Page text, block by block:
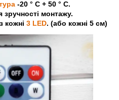
-20 ° C + 50 ° C.
монтажу.
кожні 3 LED. (або кожні 5 см)